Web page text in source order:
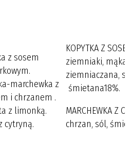
z sosem
marchewka z
i chrzanem .
z limonką.
cytryną.
KOPYTKA Z
ziemniaki,
ziemniaczana,
śmietana18%.
MARCHEWKA Z
chrzan, sól,